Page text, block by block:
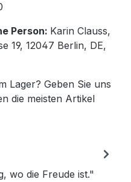
Person: Karin Clauss,
19, 12047 Berlin, DE,
Lager? Geben Sie uns
die meisten Artikel
wo die Freude ist."